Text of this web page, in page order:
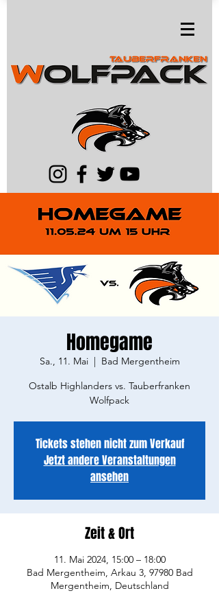
Homegame
Sa., 11. Mai
  |
Bad Mergentheim
Ostalb Highlanders vs. Tauberfranken
Wolfpack
Tickets stehen nicht zum Verkauf
Jetzt andere Veranstaltungen
ansehen
Zeit & Ort
11. Mai 2024, 15:00 – 18:00
Bad Mergentheim, Arkau 3, 97980 Bad
Mergentheim, Deutschland